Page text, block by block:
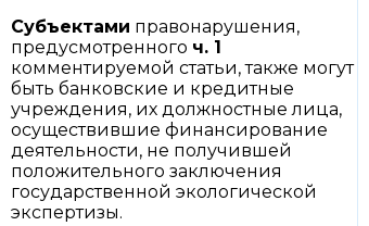
Субъектами правонарушения,
предусмотренного ч. 1
комментируемой статьи, также могут
быть банковские и кредитные
учреждения, их должностные лица,
осуществившие финансирование
деятельности, не получившей
положительного заключения
государственной экологической
экспертизы.